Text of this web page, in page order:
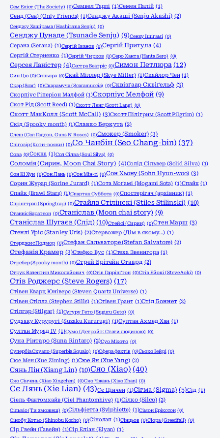
Сем Еліот (The Society) (0)Семвел Тарлі (1)Семен Палій (1)
Сенд (Сен) (Only Friends) (1)Сенджу Акаші (Senju Akashi) (2)
Сенджу Хашірама (Hashirama Senju) (0)
Сенджу Цунаде (Tsunade Senju) (9)Сенку Ішігамі (0)
Серана (Serana) (1)Сергій Іванов (0)Сергій Притула (4)
Сергій Стерненко (1)Сергій Чирков (0)Серо Ханта (Hanta Sero) (0)
Серсея Ланістер (4)Сестра Беатріс (0)Симон Петлюра (12)
Син Цю (0)Синьора (0)Скай Міллер (Skye Miller) (1)Скайлор Чен (1)
Скар (Scar) (0)Скарамуча (Scaramuccia) (0)Сквізґаар Сквіґельф (3)
Скорпіус Гіперіон Малфой (1)Скорпіус Мелфой (9)
Скот Рід (Scott Reed) (1)Скотт Ленг (Scott Lang) (0)
Скотт МакКолл (Scott McCall) (3)Скотт Пілігрим (Scott Pilgrim) (1)
Скід (Spooky month) (1)Славко Беркута (2)
Слеш (Сол Гадсон, Guns N' Roses) (0)Смокер (Smoker) (3)
Снігозір (Коти-вояки) (0)Со Чанбін (Seo Chang-bin) (37)
Сова (0)Сокка (1)Сол Сілва (Soul Silva) (0)
Соломія (Сирин, Moon Chai Story) (4)Солід Сільвер (Solid Silva) (1)
Сон Кі Хун (0)Сон Лань (0)Сон Мін-гі (0)Сон Хьону (Sohn Hyun-woo) (3)
Сорин Журар (Sorine Jurard) (1)Сота Моґамі (Mogami Sota) (1)Спайк (1)
Спайк (Brawl Stars) (1)Спартак Суббота (0)Спостерігач (архівник) (1)
Спрінгтрап (Springtrap) (0)Стайлз Стілінскі (Stiles Stilinski) (10)
Станніс Баратеон (0)Станіслав (Moon chai story) (9)
Станіслав Шугаєв (Слід) (10)Стейсі (Сирин) (0)Стен Марш (3)
Стенлі Уріс (Stanley Uris) (2)Стервожер (Дім в якому…) (1)
Стерджис Подмор (0)Стефан Сальваторе (Stefan Salvatore) (2)
Стефанія Крамер (3)Стефко Вус (1)Стеха Звенигора (1)
Стребер (Spooky month) (0)Стрей Брітейн Стаард (2)
Струк Валентин Миколайович (0)Стів Гаррінґтон (0)Стів Ейокі (Steve Aoki) (0)
Стів Роджерс (Steve Rogers) (17)
Стівен Кварц Юніверс (Steven Quartz Universe) (1)
Стівен Стіллз (Stephen Stills) (1)Стівен Ґрант (1)Стід Боннет (2)
Стілгар (Stilgar) (1)Сугуру Гето (Suguru Geto) (0)
Судзаку Куруругі (Suzaku Kururugi) (1)Султан Ахмед Хан (1)
Султан Мурад IV (1)Сумо (Детройт: Стати людиною) (0)
Суна Рінтаро (Suna Rintaro) (2)Суо Мікото (0)
Супербіа Скуало (Superbia Squalo) (0)Сфера фактів (0)Сьоко Іейрі (0)
Сюе Мен (Xue Ziming) (1)Сюе Ян (Xue Yang) (2)
Сянь Лін (Xiang Lin) (10)Сяо (Xiao) (40)
Сяо Сінчень (Xiao Xingchen) (0)Сяо Чжань (Xiao Zhan) (0)
Сє Лянь (Xie Lian) (43)Сє Цінчен (1)Сігма (Sigma) (5)Сід (1)
Сіель Фантомхайв (Ciel Phantomhive) (1)Сілко (Silco) (2)
Сільвіо (Ти зможеш) (0)Сільфіетта (Sylphiette) (1)Сімон Ерікссон (0)
Сінобу Котьо (Shinobu Kocho) (0)Сінолап (1)Сінцьов (0)Сіора (Greedfall) (0)
Сір Гвейн (Ґавейн) (1)Сір Еліан (Elyan) (1)